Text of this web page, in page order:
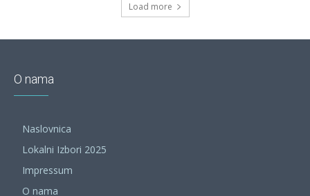
Load more
O nama
Naslovnica
Lokalni Izbori 2025
Impressum
O nama